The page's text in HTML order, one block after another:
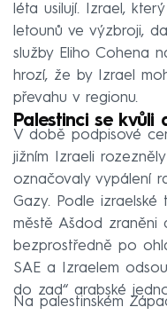
léta usilují. Izrael,
letounů ve výzbroji,
služby Eliho Cohena
hrozí, že by Izrael
převahu v regionu.
Palestinci se
V době podpisové
jižním Izraeli
označovaly vypálení
Gazy. Podle izraelské
městě Ašdod zraněni
bezprostředně po
SAE a Izraelem
do zad“ arabské
Na palestinském